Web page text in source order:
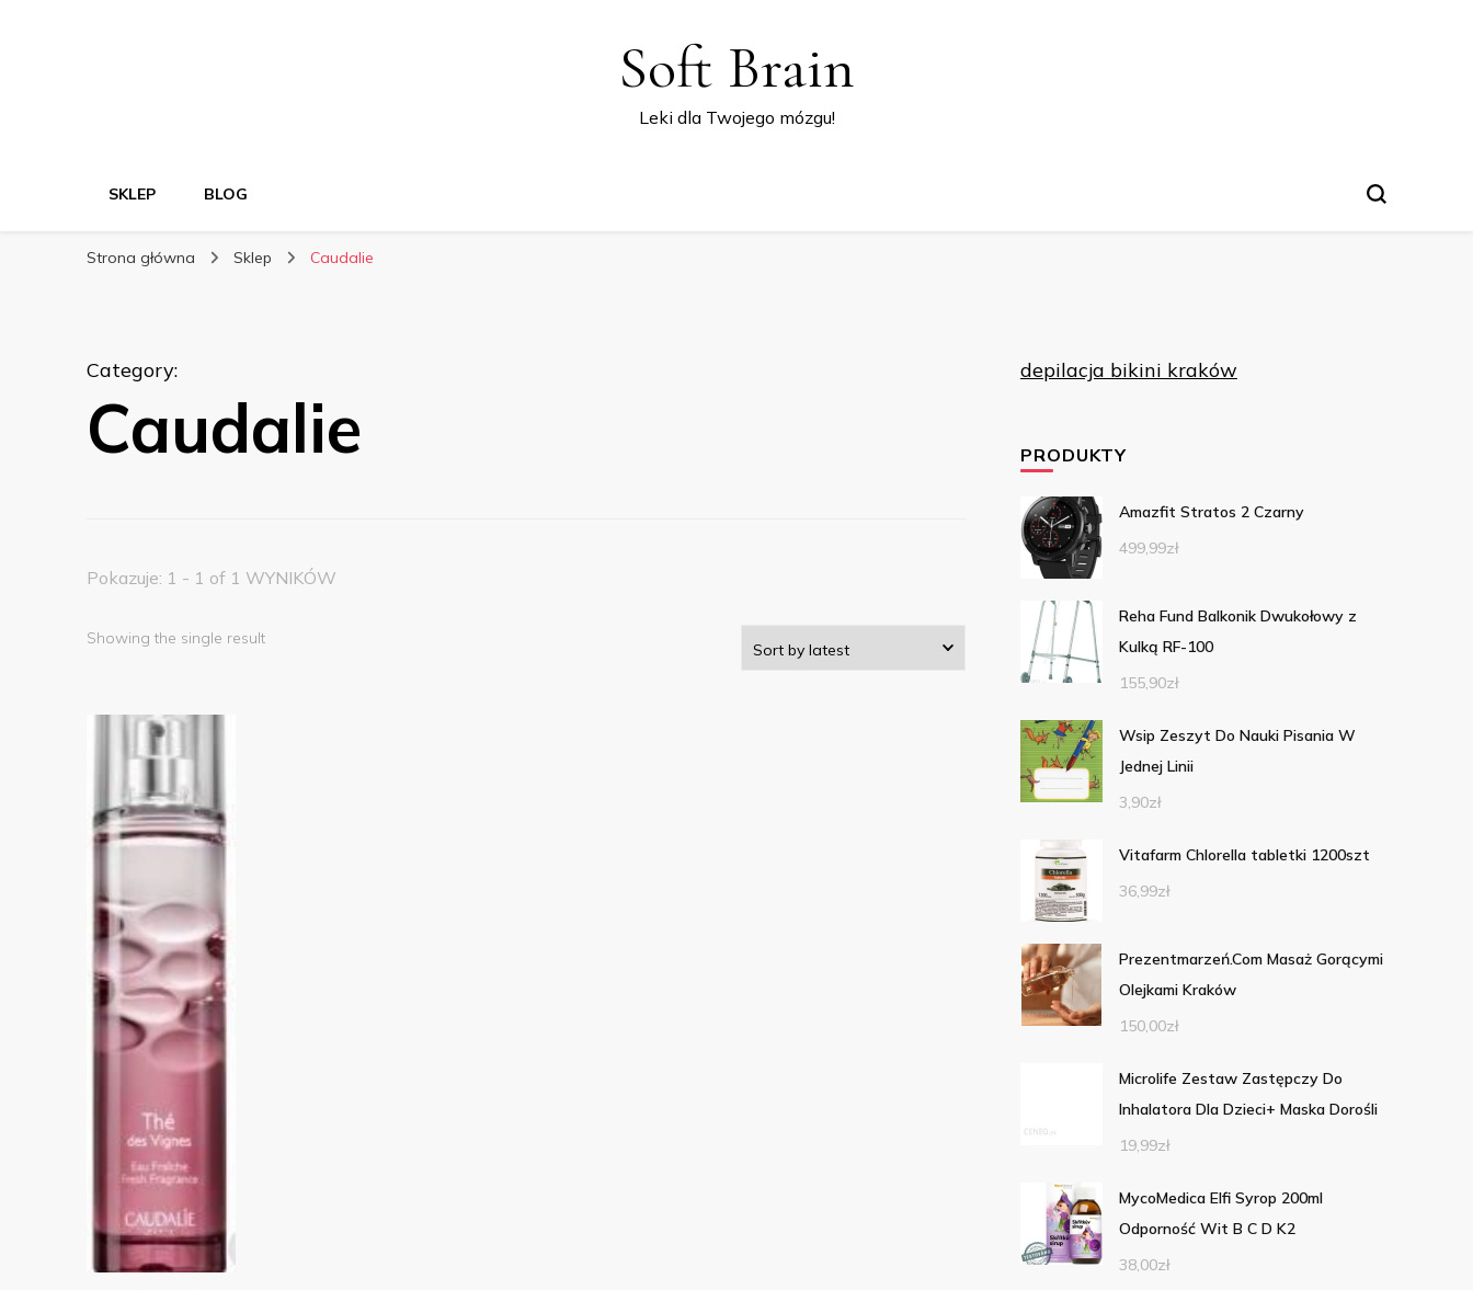
Soft Brain
Leki dla Twojego mózgu!
SKLEP BLOG
Strona główna Sklep Caudalie
Category:
Caudalie
Pokazuje: 1 - 1 of 1 WYNIKÓW
Showing the single result
depilacja bikini kraków
PRODUKTY
Amazfit Stratos 2 Czarny
499,99zł
Reha Fund Balkonik Dwukołowy z
Kulką RF-100
155,90zł
Wsip Zeszyt Do Nauki Pisania W
Jednej Linii
3,90zł
Vitafarm Chlorella tabletki 1200szt
36,99zł
Prezentmarzeń.Com Masaż Gorącymi
Olejkami Kraków
150,00zł
Microlife Zestaw Zastępczy Do
Inhalatora Dla Dzieci+ Maska Dorośli
19,99zł
MycoMedica Elfi Syrop 200ml
Odporność Wit B C D K2
38,00zł